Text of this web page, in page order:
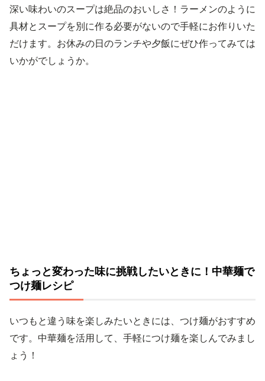
深い味わいのスープは絶品のおいしさ！ラーメンのように
具材とスープを別に作る必要がないので手軽にお作りいた
だけます。お休みの日のランチや夕飯にぜひ作ってみては
いかがでしょうか。
ちょっと変わった味に挑戦したいときに！中華麺で
つけ麺レシピ
いつもと違う味を楽しみたいときには、つけ麺がおすすめ
です。中華麺を活用して、手軽につけ麺を楽しんでみまし
ょう！